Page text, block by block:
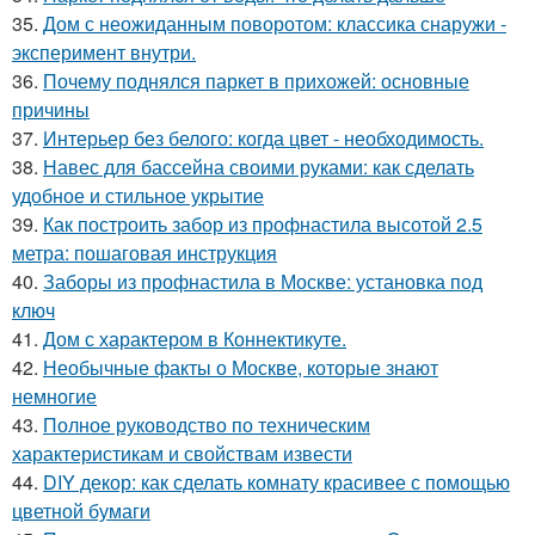
35. Дом с неожиданным поворотом: классика снаружи -
эксперимент внутри.
36. Почему поднялся паркет в прихожей: основные
причины
37. Интерьер без белого: когда цвет - необходимость.
38. Навес для бассейна своими руками: как сделать
удобное и стильное укрытие
39. Как построить забор из профнастила высотой 2.5
метра: пошаговая инструкция
40. Заборы из профнастила в Москве: установка под
ключ
41. Дом с характером в Коннектикуте.
42. Необычные факты о Москве, которые знают
немногие
43. Полное руководство по техническим
характеристикам и свойствам извести
44. DIY декор: как сделать комнату красивее с помощью
цветной бумаги